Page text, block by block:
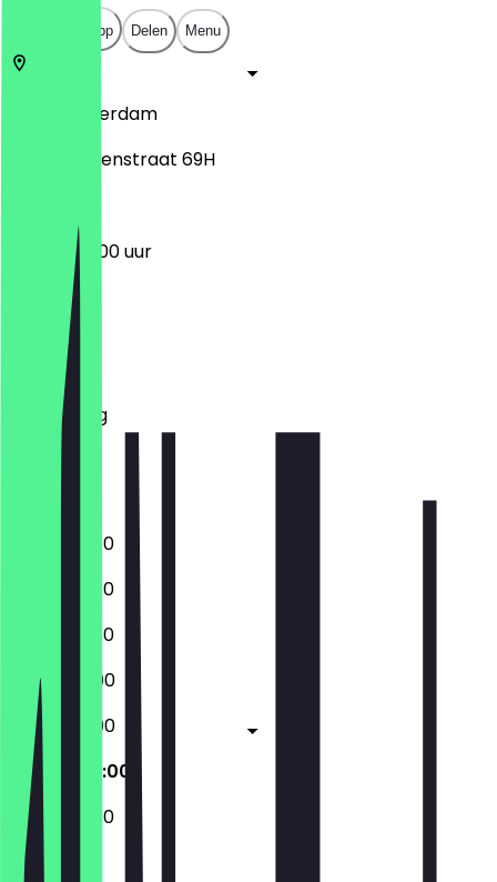
Open in app Delen Menu
Amsterdam
Jan Evertsenstraat 69H
09:00 - 22:00 uur
Maandag
Dinsdag
Woensdag
Donderdag
Vrijdag
Zaterdag
09:00 - 21:30
09:00 - 21:30
09:00 - 21:30
09:00 - 21:00
09:00 - 21:00
09:00 - 22:00
09:00 - 21:30